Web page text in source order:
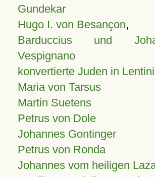
Gundekar
Hugo I. von Besançon,
Barduccius und
Vespignano
konvertierte Juden in Lentini
Maria von Tarsus
Martin Suetens
Petrus von Dole
Johannes Gontinger
Petrus von Ronda
Johannes vom heiligen